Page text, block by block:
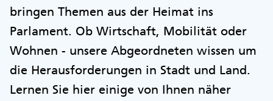
bringen Themen aus der Heimat ins
Parlament. Ob Wirtschaft, Mobilität oder
Wohnen - unsere Abgeordneten wissen um
die Herausforderungen in Stadt und Land.
Lernen Sie hier einige von Ihnen näher